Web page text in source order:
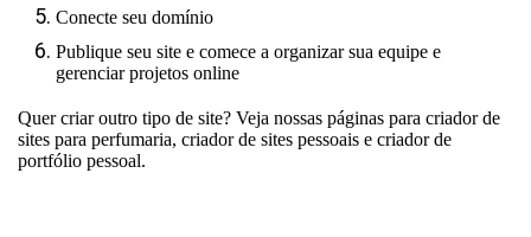
Conecte seu domínio
Publique seu site e comece a organizar sua equipe e
gerenciar projetos online
Quer criar outro tipo de site? Veja nossas páginas para criador de
sites para perfumaria, criador de sites pessoais e criador de
portfólio pessoal.